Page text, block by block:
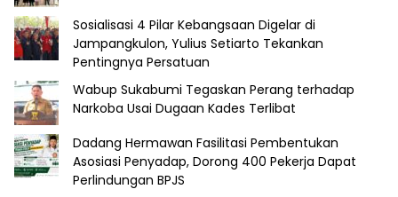
Sosialisasi 4 Pilar Kebangsaan Digelar di
Jampangkulon, Yulius Setiarto Tekankan
Pentingnya Persatuan
Wabup Sukabumi Tegaskan Perang terhadap
Narkoba Usai Dugaan Kades Terlibat
Dadang Hermawan Fasilitasi Pembentukan
Asosiasi Penyadap, Dorong 400 Pekerja Dapat
Perlindungan BPJS